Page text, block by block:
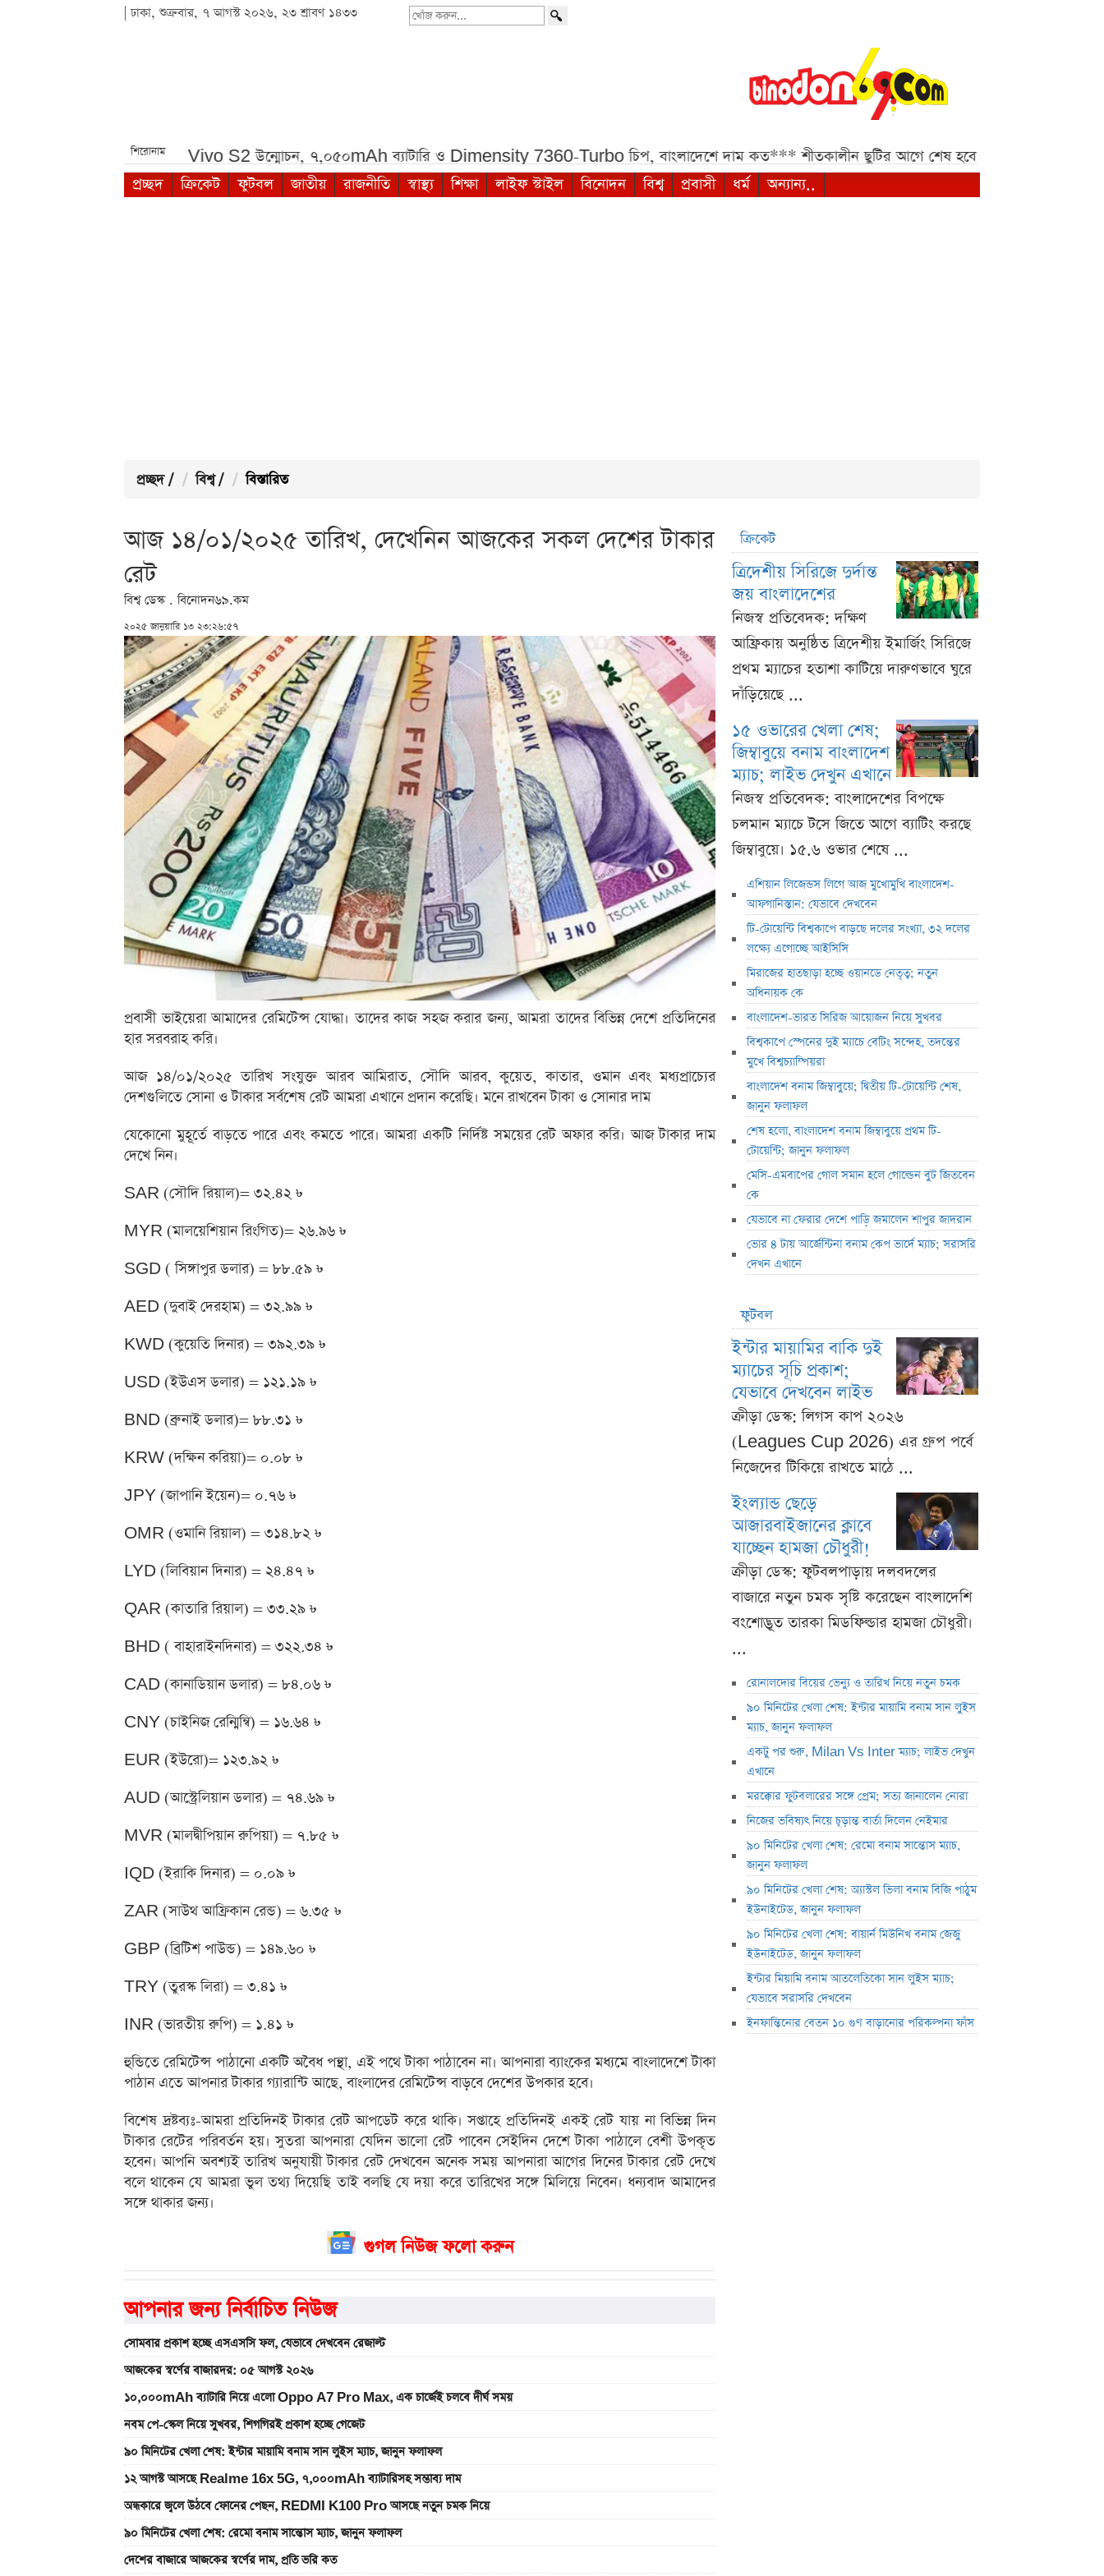
| ঢাকা, শুক্রবার, ৭ আগস্ট ২০২৬, ২৩ শ্রাবণ ১৪৩৩
খোঁজ
শিরোনাম
Vivo S2 উন্মোচন, ৭,০৫০mAh ব্যাটারি ও Dimensity 7360-Turbo চিপ, বাংলাদেশে দাম কত*** শীতকালীন ছুটির আগে শেষ হবে জুনিয়র বৃত্তি পরীক্ষা***
প্রচ্ছদ
ক্রিকেট ফুটবল জাতীয় রাজনীতি স্বাস্থ্য শিক্ষা লাইফ স্টাইল বিনোদন বিশ্ব প্রবাসী ধর্ম অন্যান্য..
প্রচ্ছদ / বিশ্ব / বিস্তারিত
আজ ১৪/০১/২০২৫ তারিখ, দেখেনিন আজকের সকল দেশের টাকার
রেট
বিশ্ব ডেস্ক . বিনোদন৬৯.কম
২০২৫ জানুয়ারি ১৩ ২৩:২৬:৫৭
প্রবাসী ভাইয়েরা আমাদের রেমিটেন্স যোদ্ধা। তাদের কাজ সহজ করার জন্য, আমরা তাদের বিভিন্ন দেশে প্রতিদিনের
হার সরবরাহ করি।
আজ ১৪/০১/২০২৫ তারিখ সংযুক্ত আরব আমিরাত, সৌদি আরব, কুয়েত, কাতার, ওমান এবং মধ্যপ্রাচ্যের
দেশগুলিতে সোনা ও টাকার সর্বশেষ রেট আমরা এখানে প্রদান করেছি। মনে রাখবেন টাকা ও সোনার দাম
যেকোনো মুহূর্তে বাড়তে পারে এবং কমতে পারে। আমরা একটি নির্দিষ্ট সময়ের রেট অফার করি। আজ টাকার দাম
দেখে নিন।
SAR (সৌদি রিয়াল)= ৩২.৪২ ৳
MYR (মালয়েশিয়ান রিংগিত)= ২৬.৯৬ ৳
SGD ( সিঙ্গাপুর ডলার) = ৮৮.৫৯ ৳
AED (দুবাই দেরহাম) = ৩২.৯৯ ৳
KWD (কুয়েতি দিনার) = ৩৯২.৩৯ ৳
USD (ইউএস ডলার) = ১২১.১৯ ৳
BND (ব্রুনাই ডলার)= ৮৮.৩১ ৳
KRW (দক্ষিন করিয়া)= ০.০৮ ৳
JPY (জাপানি ইয়েন)= ০.৭৬ ৳
OMR (ওমানি রিয়াল) = ৩১৪.৮২ ৳
LYD (লিবিয়ান দিনার) = ২৪.৪৭ ৳
QAR (কাতারি রিয়াল) = ৩৩.২৯ ৳
BHD ( বাহারাইনদিনার) = ৩২২.৩৪ ৳
CAD (কানাডিয়ান ডলার) = ৮৪.০৬ ৳
CNY (চাইনিজ রেন্মিন্বি) = ১৬.৬৪ ৳
EUR (ইউরো)= ১২৩.৯২ ৳
AUD (আস্ট্রেলিয়ান ডলার) = ৭৪.৬৯ ৳
MVR (মালদ্বীপিয়ান রুপিয়া) = ৭.৮৫ ৳
IQD (ইরাকি দিনার) = ০.০৯ ৳
ZAR (সাউথ আফ্রিকান রেন্ড) = ৬.৩৫ ৳
GBP (ব্রিটিশ পাউন্ড) = ১৪৯.৬০ ৳
TRY (তুরস্ক লিরা) = ৩.৪১ ৳
INR (ভারতীয় রুপি) = ১.৪১ ৳
হুন্ডিতে রেমিটেন্স পাঠানো একটি অবৈধ পন্থা, এই পথে টাকা পাঠাবেন না। আপনারা ব্যাংকের মধ্যমে বাংলাদেশে টাকা
পাঠান এতে আপনার টাকার গ্যারান্টি আছে, বাংলাদের রেমিটেন্স বাড়বে দেশের উপকার হবে।
বিশেষ দ্রষ্টব্যঃ-আমরা প্রতিদিনই টাকার রেট আপডেট করে থাকি। সপ্তাহে প্রতিদিনই একই রেট যায় না বিভিন্ন দিন
টাকার রেটের পরিবর্তন হয়। সুতরা আপনারা যেদিন ভালো রেট পাবেন সেইদিন দেশে টাকা পাঠালে বেশী উপকৃত
হবেন। আপনি অবশ্যই তারিখ অনুযায়ী টাকার রেট দেখবেন অনেক সময় আপনারা আগের দিনের টাকার রেট দেখে
বলে থাকেন যে আমরা ভুল তথ্য দিয়েছি তাই বলছি যে দয়া করে তারিখের সঙ্গে মিলিয়ে নিবেন। ধন্যবাদ আমাদের
সঙ্গে থাকার জন্য।
গুগল নিউজ ফলো করুন
আপনার জন্য নির্বাচিত নিউজ
সোমবার প্রকাশ হচ্ছে এসএসসি ফল, যেভাবে দেখবেন রেজাল্ট
আজকের স্বর্ণের বাজারদর: ০৫ আগস্ট ২০২৬
১০,০০০mAh ব্যাটারি নিয়ে এলো Oppo A7 Pro Max, এক চার্জেই চলবে দীর্ঘ সময়
নবম পে-স্কেল নিয়ে সুখবর, শিগগিরই প্রকাশ হচ্ছে গেজেট
৯০ মিনিটের খেলা শেষ: ইন্টার মায়ামি বনাম সান লুইস ম্যাচ, জানুন ফলাফল
১২ আগস্ট আসছে Realme 16x 5G, ৭,০০০mAh ব্যাটারিসহ সম্ভাব্য দাম
অন্ধকারে জ্বলে উঠবে ফোনের পেছন, REDMI K100 Pro আসছে নতুন চমক নিয়ে
৯০ মিনিটের খেলা শেষ: রেমো বনাম সান্তোস ম্যাচ, জানুন ফলাফল
দেশের বাজারে আজকের স্বর্ণের দাম, প্রতি ভরি কত
ক্রিকেট
ত্রিদেশীয় সিরিজে দুর্দান্ত
জয় বাংলাদেশের
নিজস্ব প্রতিবেদক: দক্ষিণ
আফ্রিকায় অনুষ্ঠিত ত্রিদেশীয় ইমার্জিং সিরিজে
প্রথম ম্যাচের হতাশা কাটিয়ে দারুণভাবে ঘুরে
দাঁড়িয়েছে ...
১৫ ওভারের খেলা শেষ;
জিম্বাবুয়ে বনাম বাংলাদেশ
ম্যাচ; লাইভ দেখুন এখানে
নিজস্ব প্রতিবেদক: বাংলাদেশের বিপক্ষে
চলমান ম্যাচে টসে জিতে আগে ব্যাটিং করছে
জিম্বাবুয়ে। ১৫.৬ ওভার শেষে ...
এশিয়ান লিজেন্ডস লিগে আজ মুখোমুখি বাংলাদেশ-
আফগানিস্তান: যেভাবে দেখবেন
টি-টোয়েন্টি বিশ্বকাপে বাড়ছে দলের সংখ্যা, ৩২ দলের
লক্ষ্যে এগোচ্ছে আইসিসি
মিরাজের হাতছাড়া হচ্ছে ওয়ানডে নেতৃত্ব; নতুন
অধিনায়ক কে
বাংলাদেশ-ভারত সিরিজ আয়োজন নিয়ে সুখবর
বিশ্বকাপে স্পেনের দুই ম্যাচে বেটিং সন্দেহ, তদন্তের
মুখে বিশ্বচ্যাম্পিয়রা
বাংলাদেশ বনাম জিম্বাবুয়ে; দ্বিতীয় টি-টোয়েন্টি শেষ,
জানুন ফলাফল
শেষ হলো, বাংলাদেশ বনাম জিম্বাবুয়ে প্রথম টি-
টোয়েন্টি; জানুন ফলাফল
মেসি-এমবাপের গোল সমান হলে গোল্ডেন বুট জিতবেন
কে
যেভাবে না ফেরার দেশে পাড়ি জমালেন শাপুর জাদরান
ভোর ৪ টায় আর্জেন্টিনা বনাম কেপ ভার্দে ম্যাচ; সরাসরি
দেখন এখানে
ফুটবল
ইন্টার মায়ামির বাকি দুই
ম্যাচের সূচি প্রকাশ;
যেভাবে দেখবেন লাইভ
ক্রীড়া ডেস্ক: লিগস কাপ ২০২৬
(Leagues Cup 2026) এর গ্রুপ পর্বে
নিজেদের টিকিয়ে রাখতে মাঠে ...
ইংল্যান্ড ছেড়ে
আজারবাইজানের ক্লাবে
যাচ্ছেন হামজা চৌধুরী!
ক্রীড়া ডেস্ক: ফুটবলপাড়ায় দলবদলের
বাজারে নতুন চমক সৃষ্টি করেছেন বাংলাদেশি
বংশোদ্ভূত তারকা মিডফিল্ডার হামজা চৌধুরী।
...
রোনালদোর বিয়ের ভেন্যু ও তারিখ নিয়ে নতুন চমক
৯০ মিনিটের খেলা শেষ: ইন্টার মায়ামি বনাম সান লুইস
ম্যাচ, জানুন ফলাফল
একটু পর শুরু, Milan Vs Inter ম্যাচ; লাইভ দেখুন
এখানে
মরক্কোর ফুটবলারের সঙ্গে প্রেম; সত্য জানালেন নোরা
নিজের ভবিষ্যৎ নিয়ে চূড়ান্ত বার্তা দিলেন নেইমার
৯০ মিনিটের খেলা শেষ: রেমো বনাম সান্তোস ম্যাচ,
জানুন ফলাফল
৯০ মিনিটের খেলা শেষ: অ্যাস্টল ভিলা বনাম বিজি পাঠুম
ইউনাইটেড, জানুন ফলাফল
৯০ মিনিটের খেলা শেষ: বায়ার্ন মিউনিখ বনাম জেজু
ইউনাইটেড, জানুন ফলাফল
ইন্টার মিয়ামি বনাম আতলেতিকো সান লুইস ম্যাচ;
যেভাবে সরাসরি দেখবেন
ইনফান্তিনোর বেতন ১০ গুণ বাড়ানোর পরিকল্পনা ফাঁস